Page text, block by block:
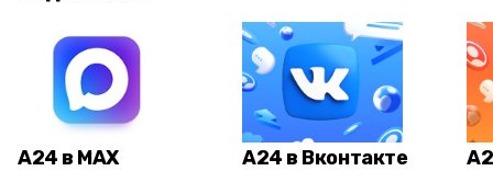
А24 в MAX А24 в Вконтакте